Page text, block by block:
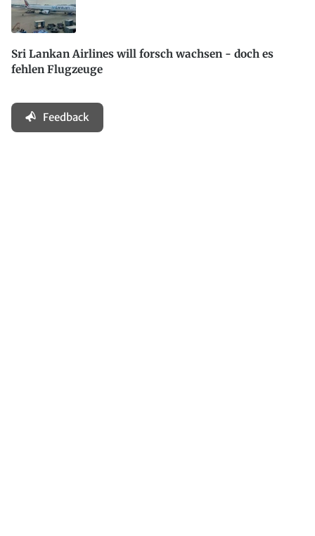
Sri Lankan Airlines will forsch wachsen - doch es
fehlen Flugzeuge
Feedback